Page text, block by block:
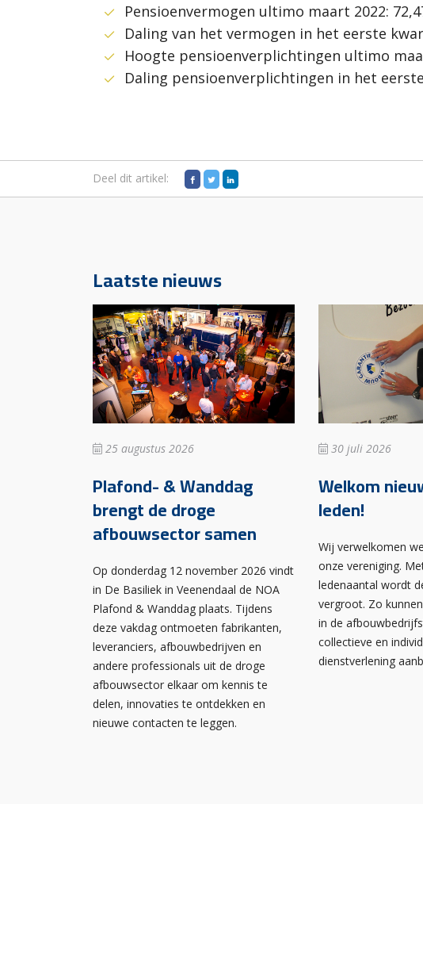
Pensioenvermogen ultimo maart 2022:
Daling van het vermogen in het eerste
Hoogte pensioenverplichtingen ultimo
Daling pensioenverplichtingen in het
Deel dit artikel:
Laatste nieuws
25 augustus 2026
Plafond- & Wanddag
brengt de droge
afbouwsector samen
Op donderdag 12 november 2026 vindt
in De Basiliek in Veenendaal de NOA
Plafond & Wanddag plaats. Tijdens
deze vakdag ontmoeten fabrikanten,
leveranciers, afbouwbedrijven en
andere professionals uit de droge
afbouwsector elkaar om kennis te
delen, innovaties te ontdekken en
nieuwe contacten te leggen.
30 juli 2026
Welkom
leden!
Wij verwelkomen
onze vereniging.
ledenaantal wordt
vergroot. Zo
in de
collectieve en
dienstverlening